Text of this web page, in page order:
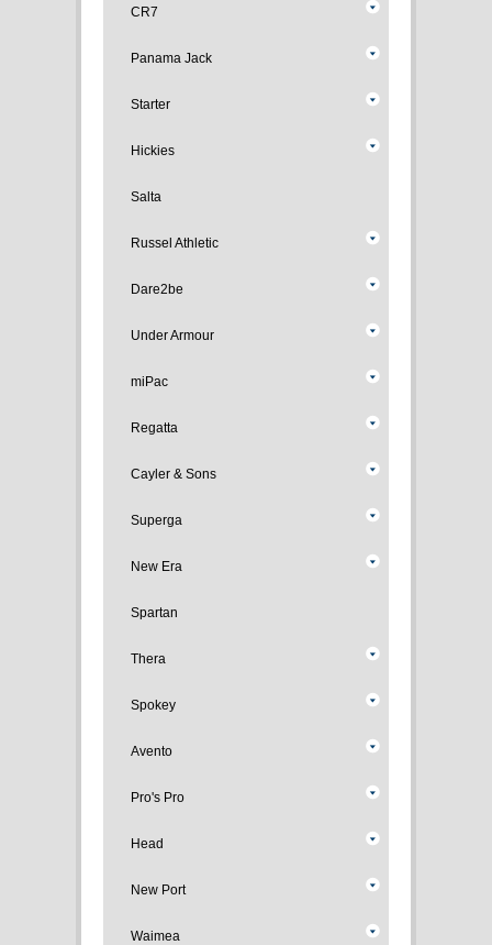
CR7
Panama Jack
Starter
Hickies
Salta
Russel Athletic
Dare2be
Under Armour
miPac
Regatta
Cayler & Sons
Superga
New Era
Spartan
Thera
Spokey
Avento
Pro's Pro
Head
New Port
Waimea